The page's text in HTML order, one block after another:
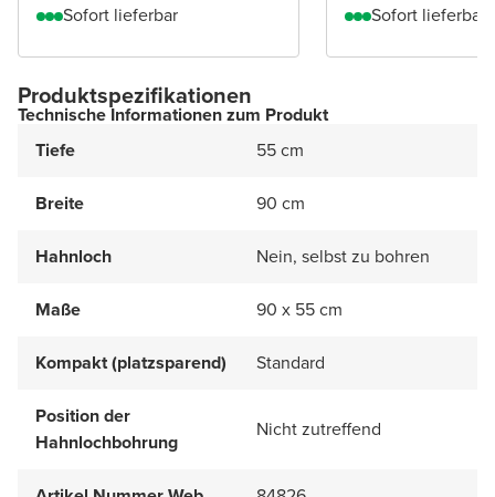
Sofort lieferbar Sofort lieferbar
Produktspezifikationen
Technische Informationen zum Produkt
Tiefe
55 cm
Breite 90 cm
Hahnloch Nein, selbst zu bohren
Maße 90 x 55 cm
Kompakt (platzsparend) Standard
Position der
Hahnlochbohrung
Nicht zutreffend